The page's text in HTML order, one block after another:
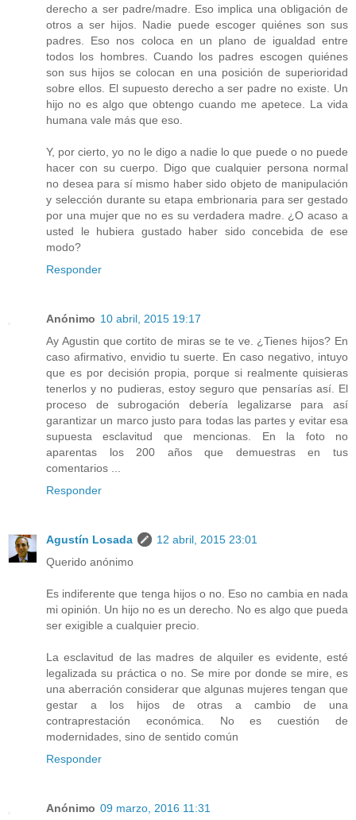
derecho a ser padre/madre. Eso implica una obligación de
otros a ser hijos. Nadie puede escoger quiénes son sus
padres. Eso nos coloca en un plano de igualdad entre
todos los hombres. Cuando los padres escogen quiénes
son sus hijos se colocan en una posición de superioridad
sobre ellos. El supuesto derecho a ser padre no existe. Un
hijo no es algo que obtengo cuando me apetece. La vida
humana vale más que eso.
Y, por cierto, yo no le digo a nadie lo que puede o no puede
hacer con su cuerpo. Digo que cualquier persona normal
no desea para sí mismo haber sido objeto de manipulación
y selección durante su etapa embrionaria para ser gestado
por una mujer que no es su verdadera madre. ¿O acaso a
usted le hubiera gustado haber sido concebida de ese
modo?
Responder
Anónimo 10 abril, 2015 19:17
Ay Agustin que cortito de miras se te ve. ¿Tienes hijos? En
caso afirmativo, envidio tu suerte. En caso negativo, intuyo
que es por decisión propia, porque si realmente quisieras
tenerlos y no pudieras, estoy seguro que pensarías así. El
proceso de subrogación debería legalizarse para así
garantizar un marco justo para todas las partes y evitar esa
supuesta esclavitud que mencionas. En la foto no
aparentas los 200 años que demuestras en tus
comentarios ...
Responder
Agustín Losada
12 abril, 2015 23:01
Querido anónimo
Es indiferente que tenga hijos o no. Eso no cambia en nada
mi opinión. Un hijo no es un derecho. No es algo que pueda
ser exigible a cualquier precio.
La esclavitud de las madres de alquiler es evidente, esté
legalizada su práctica o no. Se mire por donde se mire, es
una aberración considerar que algunas mujeres tengan que
gestar a los hijos de otras a cambio de una
contraprestación económica. No es cuestión de
modernidades, sino de sentido común
Responder
Anónimo 09 marzo, 2016 11:31